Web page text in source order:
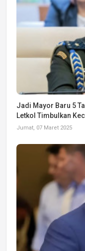
Jadi Mayor Baru 5
Letkol Timbulkan
Jumat, 07 Maret 2025